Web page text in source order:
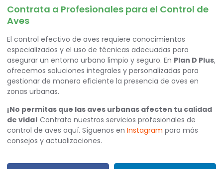
Contrata a Profesionales para el Control de
Aves
El control efectivo de aves requiere conocimientos
especializados y el uso de técnicas adecuadas para
asegurar un entorno urbano limpio y seguro. En Plan D Plus,
ofrecemos soluciones integrales y personalizadas para
gestionar de manera eficiente la presencia de aves en
zonas urbanas.
¡No permitas que las aves urbanas afecten tu calidad
de vida! Contrata nuestros servicios profesionales de
control de aves aquí. Síguenos en Instagram para más
consejos y actualizaciones.